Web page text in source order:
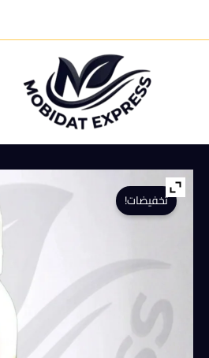
تخفيضات!